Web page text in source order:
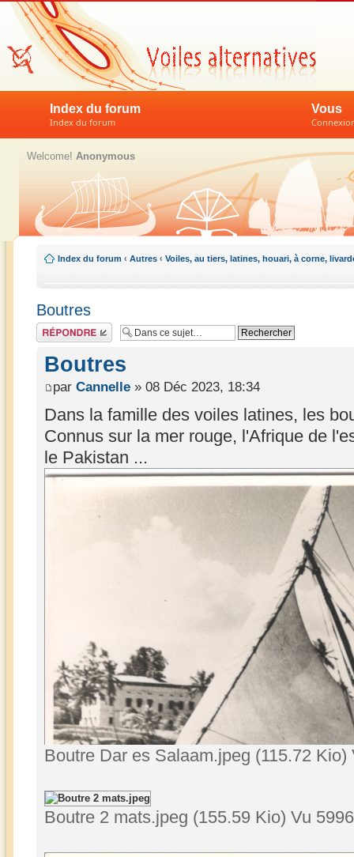
Index du forum
Index du forum
Vous
Welcome! Anonymous
Index du forum ‹ Autres ‹ Voiles, au tiers, latines, houari, à corne,
Boutres
Répondre
Boutres
par Cannelle » 08 Déc 2023, 18:34
Dans la famille des voiles latines, les
Connus sur la mer rouge, l'Afrique de
le Pakistan ...
Boutre Dar es Salaam.jpeg (115.72 Kio)
Boutre 2 mats.jpeg (155.59 Kio) Vu